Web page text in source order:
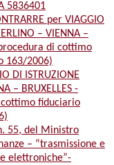
5836401
per VIAGGIO
– VIENNA –
di cottimo
163/2006)
DI ISTRUZIONE
– BRUXELLES -
fiduciario
55, del Ministro
– “trasmissione e
elettroniche”-